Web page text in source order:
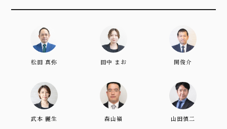
松田 真弥 田中 まお 開俊介
武本 麗生 森山嶺 山田慎二